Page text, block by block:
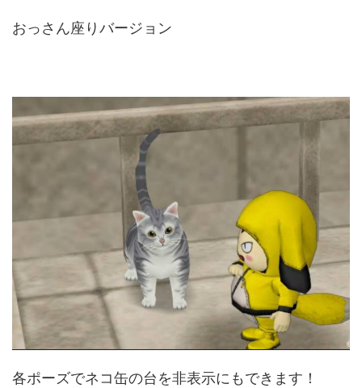
おっさん座りバージョン
各ポーズでネコ缶の台を非表示にもできます！